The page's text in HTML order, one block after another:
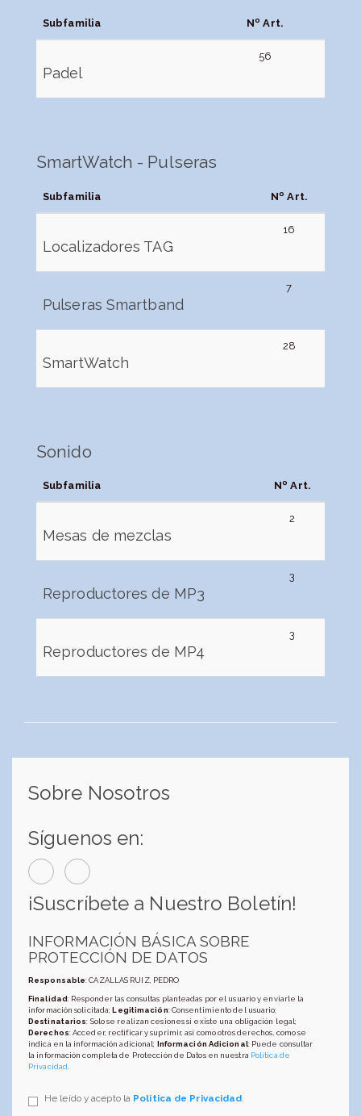
Subfamilia Nº Art.
Padel
56
SmartWatch - Pulseras
Subfamilia Nº Art.
Localizadores TAG
16
Pulseras Smartband
7
SmartWatch
28
Sonido
Subfamilia Nº Art.
Mesas de mezclas
2
Reproductores de MP3
3
Reproductores de MP4
3
Sobre Nosotros
Síguenos en:
¡Suscríbete a Nuestro Boletín!
INFORMACIÓN BÁSICA SOBRE
PROTECCIÓN DE DATOS
Responsable: CAZALLAS RUIZ, PEDRO
Finalidad: Responder las consultas planteadas por el usuario y enviarle la
información solicitada;Legitimación: Consentimiento del usuario;
Destinatarios: Solo se realizan cesiones si existe una obligación legal;
Derechos: Acceder, rectificar y suprimir, así como otros derechos, como se
indica en la información adicional; Información Adicional: Puede consultar
la información completa de Protección de Datos en nuestra Política de
Privacidad
He leído y acepto la Política de Privacidad.